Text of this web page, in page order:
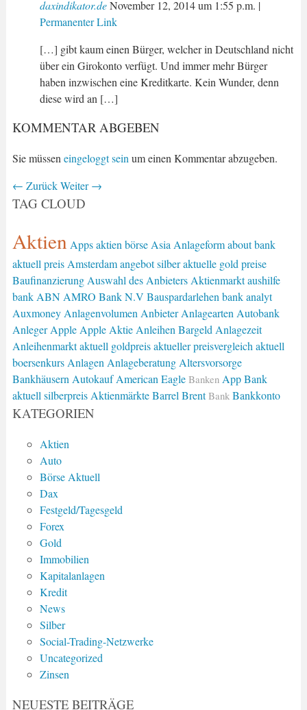
daxindikator.de November 12, 2014um 1:55 p.m. |
Permanenter Link
[…] gibt kaum einen Bürger, welcher in Deutschland nicht
über ein Girokonto verfügt. Und immer mehr Bürger
haben inzwischen eine Kreditkarte. Kein Wunder, denn
diese wird an […]
KOMMENTAR ABGEBEN
Sie müssen eingeloggt sein um einen Kommentar abzugeben.
← Zurück Weiter→
TAG CLOUD
Aktien Apps aktien börse Asia Anlageform about bank
aktuell preis Amsterdam angebot silber aktuelle gold preise
Baufinanzierung Auswahl des Anbieters Aktienmarkt aushilfe
bank ABN AMRO Bank N.V Bauspardarlehen bank analyt
Auxmoney Anlagenvolumen Anbieter Anlagearten Autobank
Anleger Apple Apple Aktie Anleihen Bargeld Anlagezeit
Anleihenmarkt aktuell goldpreis aktueller preisvergleich aktuell
boersenkurs Anlagen Anlageberatung Altersvorsorge
Bankhäusern Autokauf American Eagle Banken App Bank
aktuell silberpreis Aktienmärkte Barrel Brent Bank Bankkonto
KATEGORIEN
Aktien
Auto
Börse Aktuell
Dax
Festgeld/Tagesgeld
Forex
Gold
Immobilien
Kapitalanlagen
Kredit
News
Silber
Social-Trading-Netzwerke
Uncategorized
Zinsen
NEUESTE BEITRÄGE